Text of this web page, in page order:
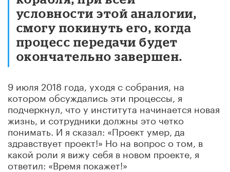
условности этой аналогии,
смогу покинуть его, когда
процесс передачи будет
окончательно завершен.
9 июля 2018 года, уходя с собрания, на
котором обсуждались эти процессы, я
подчеркнул, что у института начинается новая
жизнь, и сотрудники должны это четко
понимать. И я сказал: «Проект умер, да
здравствует проект!» Но на вопрос о том, в
какой роли я вижу себя в новом проекте, я
ответил: «Время покажет!»